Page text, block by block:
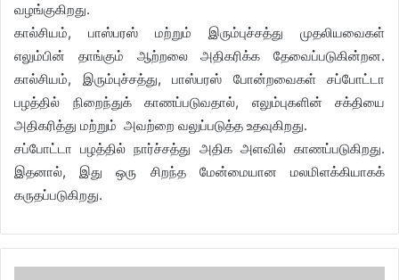
வழங்குகிறது.
கால்சியம், பாஸ்பரஸ் மற்றும் இரும்புச்சத்து முதலியவைகள்
எலும்பின் தாங்கும் ஆற்றலை அதிகரிக்க தேவைப்படுகின்றன.
கால்சியம், இரும்புச்சத்து, பாஸ்பரஸ் போன்றவைகள் சப்போட்டா
பழத்தில் நிறைந்துக் காணப்படுவதால், எலும்புகளின் சக்தியை
அதிகரித்து மற்றும் அவற்றை வலுப்படுத்த உதவுகிறது.
சப்போட்டா பழத்தில் நார்ச்சத்து அதிக அளவில் காணப்படுகிறது.
இதனால், இது ஒரு சிறந்த மேன்மையான மலமிளக்கியாகக்
கருதப்படுகிறது.